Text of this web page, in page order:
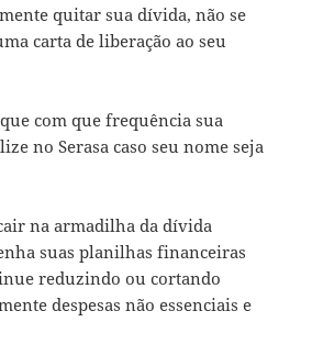
quitar sua dívida, não se
carta de liberação ao seu
com que frequência sua
no Serasa caso seu nome seja
na armadilha da dívida
suas planilhas financeiras
reduzindo ou cortando
despesas não essenciais e